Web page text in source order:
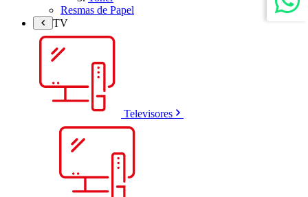
Resmas de Papel
TV
Televisores